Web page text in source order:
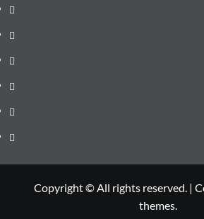
Cultura
Sănătate
Litoral
Joburi
Politică
Comunicate
Copyright © All rights reserved. |
themes.